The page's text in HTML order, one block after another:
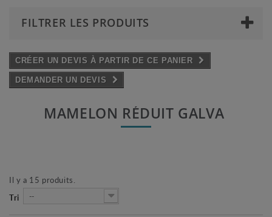
FILTRER LES PRODUITS
CRÉER UN DEVIS À PARTIR DE CE PANIER
DEMANDER UN DEVIS
MAMELON RÉDUIT GALVA
Il y a 15 produits.
Tri
--